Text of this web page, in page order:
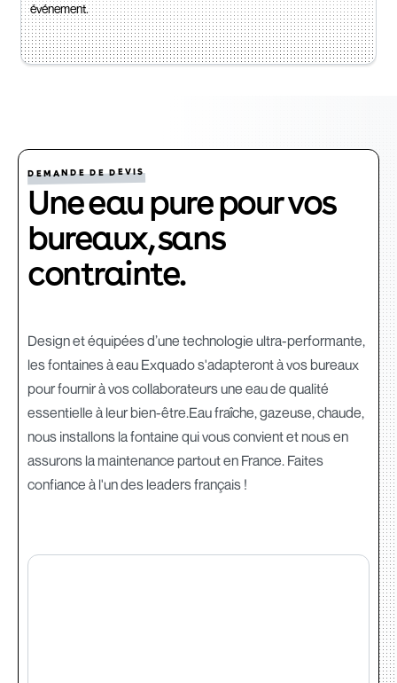
événement.
DEMANDE DE DEVIS
Une eau pure pour vos
bureaux, sans
contrainte.
Design et équipées d’une technologie ultra-performante,
les fontaines à eau Exquado s'adapteront à vos bureaux
pour fournir à vos collaborateurs une eau de qualité
essentielle à leur bien-être.Eau fraîche, gazeuse, chaude,
nous installons la fontaine qui vous convient et nous en
assurons la maintenance partout en France. Faites
confiance à l'un des leaders français !‍